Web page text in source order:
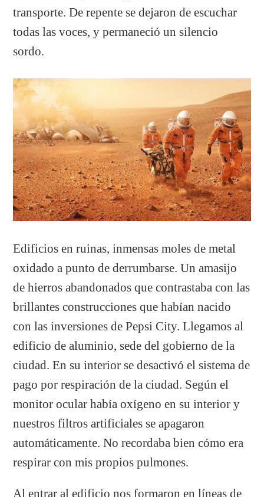
transporte. De repente se dejaron de escuchar
todas las voces, y permaneció un silencio
sordo.
Edificios en ruinas, inmensas moles de metal
oxidado a punto de derrumbarse. Un amasijo
de hierros abandonados que contrastaba con las
brillantes construcciones que habían nacido
con las inversiones de Pepsi City. Llegamos al
edificio de aluminio, sede del gobierno de la
ciudad. En su interior se desactivó el sistema de
pago por respiración de la ciudad. Según el
monitor ocular había oxígeno en su interior y
nuestros filtros artificiales se apagaron
automáticamente. No recordaba bien cómo era
respirar con mis propios pulmones.
Al entrar al edificio nos formaron en líneas de